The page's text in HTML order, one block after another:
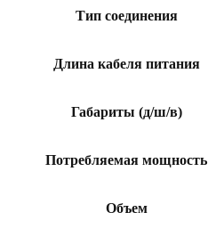
Тип соединения
Длина кабеля питания
Габариты (д/ш/в)
Потребляемая мощность
Объем